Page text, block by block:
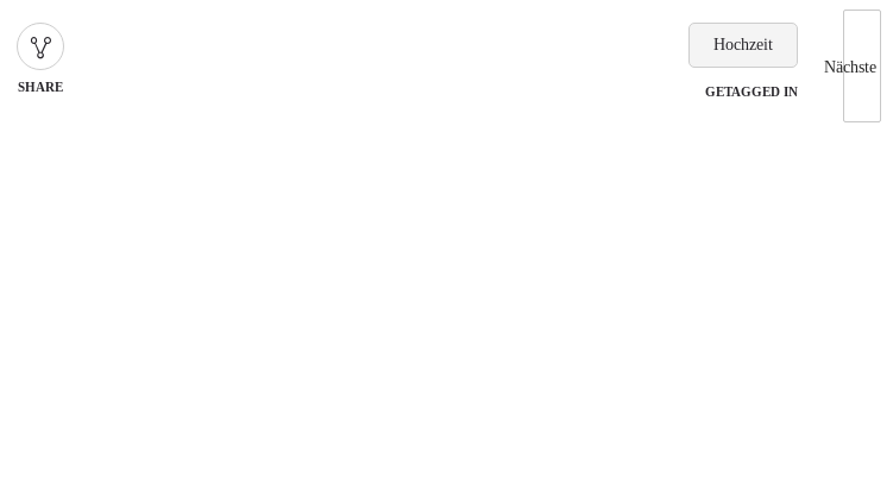
Nächste
SHARE
Hochzeit
GETAGGED IN